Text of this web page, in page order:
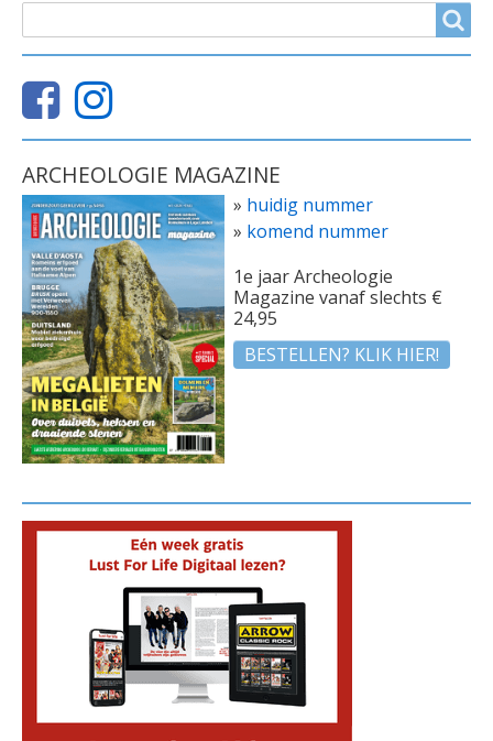
ARCHEOLOGIE MAGAZINE
» huidig nummer
» komend nummer
1e jaar Archeologie
Magazine vanaf slechts €
24,95
BESTELLEN? KLIK HIER!